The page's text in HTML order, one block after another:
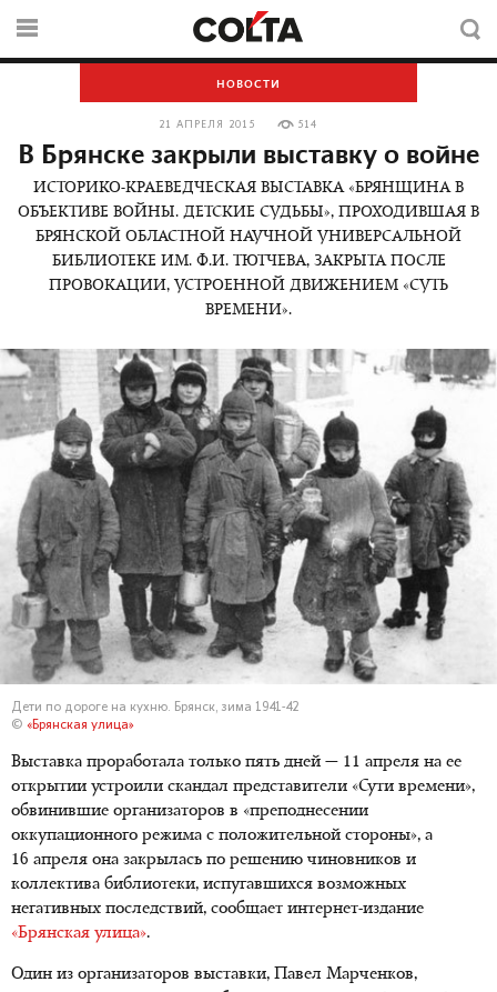
НОВОСТИ
21 АПРЕЛЯ 2015 514
В Брянске закрыли выставку о войне
ИСТОРИКО-КРАЕВЕДЧЕСКАЯ ВЫСТАВКА «БРЯНЩИНА В
ОБЪЕКТИВЕ ВОЙНЫ. ДЕТСКИЕ СУДЬБЫ», ПРОХОДИВШАЯ В
БРЯНСКОЙ ОБЛАСТНОЙ НАУЧНОЙ УНИВЕРСАЛЬНОЙ
БИБЛИОТЕКЕ ИМ. Ф.И. ТЮТЧЕВА, ЗАКРЫТА ПОСЛЕ
ПРОВОКАЦИИ, УСТРОЕННОЙ ДВИЖЕНИЕМ «СУТЬ
ВРЕМЕНИ».
Дети по дороге на кухню. Брянск, зима 1941-42
© «Брянская улица»
Выставка проработала только пять дней — 11 апреля на ее
открытии устроили скандал представители «Сути времени»,
обвинившие организаторов в «преподнесении
оккупационного режима с положительной стороны», а
16 апреля она закрылась по решению чиновников и
коллектива библиотеки, испугавшихся возможных
негативных последствий, сообщает интернет-издание
«Брянская улица».
Один из организаторов выставки, Павел Марченков,